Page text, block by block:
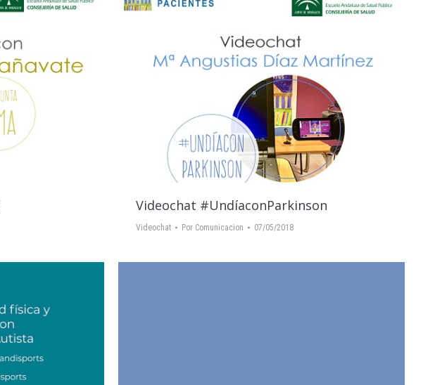
Videochat #UndíaconParkinson
Videochat Por Comunicacion 07/05/2018